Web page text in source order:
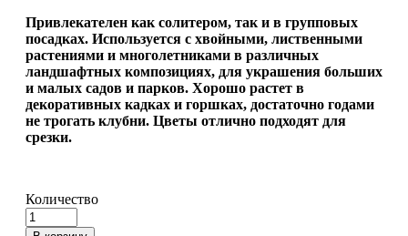
Привлекателен как солитером, так и в групповых
посадках. Используется с хвойными, лиственными
растениями и многолетниками в различных
ландшафтных композициях, для украшения больших
и малых садов и парков. Хорошо растет в
декоративных кадках и горшках, достаточно годами
не трогать клубни. Цветы отлично подходят для
срезки.
Количество